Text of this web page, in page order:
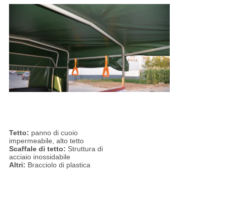
Tetto: panno di cuoio
impermeabile, alto tetto
Scaffale di tetto: Struttura di
acciaio inossidabile
Altri: Bracciolo di plastica